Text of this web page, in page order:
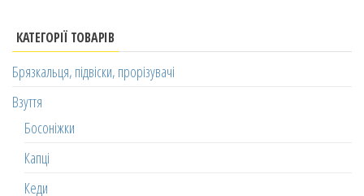
КАТЕГОРІЇ ТОВАРІВ
Брязкальця, підвіски, прорізувачі
Взуття
Босоніжки
Капці
Кеди